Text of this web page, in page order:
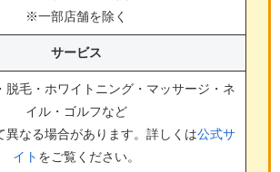
※一部店舗を除く
サービス
脱毛・ホワイトニング・マッサージ・ネ
イル・ゴルフなど
なる場合があります。詳しくは公式サ
イト をご覧ください。